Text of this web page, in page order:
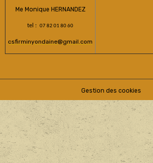
Me Monique HERNANDEZ
tel : 07 82 01 80 60
csfirminyondaine@gmail.com
Gestion des cookies